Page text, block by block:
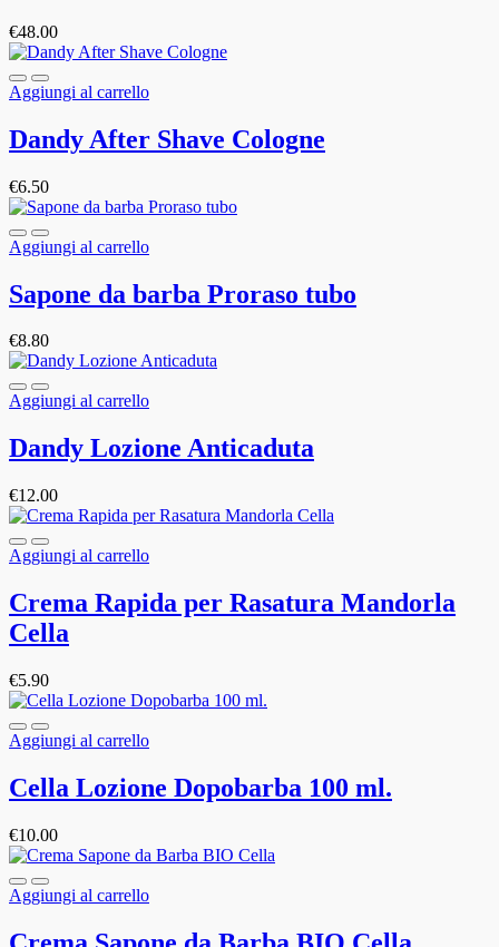
€48.00
Aggiungi al carrello
Dandy After Shave Cologne
€6.50
Aggiungi al carrello
Sapone da barba Proraso tubo
€8.80
Aggiungi al carrello
Dandy Lozione Anticaduta
€12.00
Aggiungi al carrello
Crema Rapida per Rasatura Mandorla
Cella
€5.90
Aggiungi al carrello
Cella Lozione Dopobarba 100 ml.
€10.00
Aggiungi al carrello